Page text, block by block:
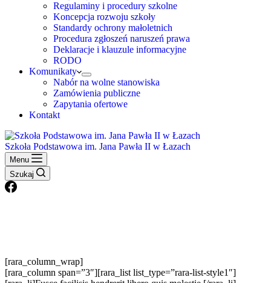
Regulaminy i procedury szkolne
Koncepcja rozwoju szkoły
Standardy ochrony małoletnich
Procedura zgłoszeń naruszeń prawa
Deklaracje i klauzule informacyjne
RODO
Komunikaty
Nabór na wolne stanowiska
Zamówienia publiczne
Zapytania ofertowe
Kontakt
Szkoła Podstawowa im. Jana Pawła II w Łazach
Menu
Szukaj
[rara_column_wrap]
[rara_column span=”3″][rara_list list_type=”rara-list-style1″]